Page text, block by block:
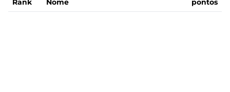
Rank Nome pontos